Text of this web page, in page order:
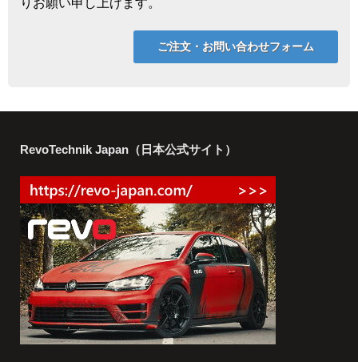
ご注文・お問い合わせフォーム
RevoTechnik Japan（日本公式サイト）